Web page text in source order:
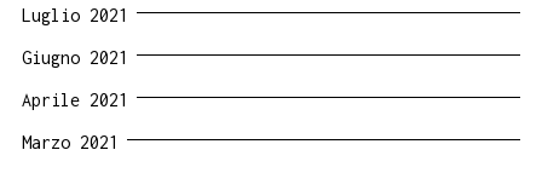
Luglio 2021
Giugno 2021
Aprile 2021
Marzo 2021